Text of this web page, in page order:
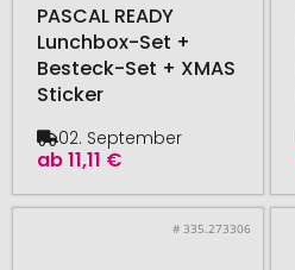
PASCAL READY
Lunchbox-Set +
Besteck-Set + XMAS
Sticker
ab11,11 €
02. September
# 335.273306